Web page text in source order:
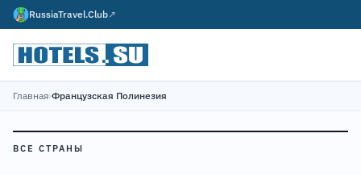
RussiaTravel.Club↗
Главная›Французская Полинезия
ВСЕ СТРАНЫ